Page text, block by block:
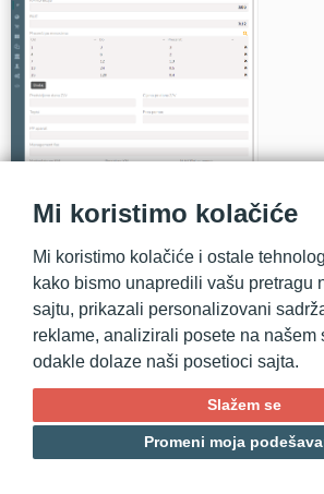
Mi koristimo kolačiće
Mi koristimo kolačiće i ostale
kako bismo unapredili vašu pretragu
sajtu, prikazali personalizovani
reklame, analizirali posete na našem
odakle dolaze naši posetioci sajta.
Slažem se
Promeni moja
U okviru predmeta definicije kategorije vozila
parametre:
Mjesečna dep.- koeficijent vremenske
10K KM- koeficijent kilometarske
KM Korekcija- korekcija kilometarske
- Tabela vremenske
Defaultne vrednosti usluga:
Predvidjeno dana ZV i Cijena po danu ZV (